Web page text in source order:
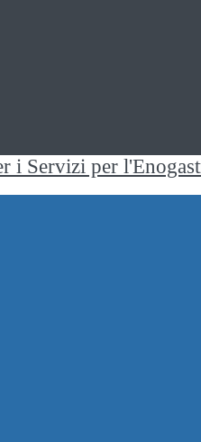
i Servizi per